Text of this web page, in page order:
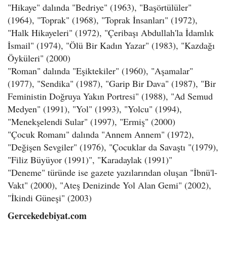
"Hikaye" dalında "Bedriye" (1963), "Başörtülüler"
(1964), "Toprak" (1968), "Toprak İnsanları" (1972),
"Halk Hikayeleri" (1972), "Çeribaşı Abdullah'la İdamlık
İsmail" (1974), "Ölü Bir Kadın Yazar" (1983), "Kazdağı
Öyküleri" (2000)
"Roman" dalında "Eşiktekiler" (1960), "Aşamalar"
(1977), "Sendika" (1987), "Garip Bir Dava" (1987), "Bir
Feministin Doğruya Yakın Portresi" (1988), "Ad Semud
Medyen" (1991), "Yol" (1993), "Yolcu" (1994),
"Menekşelendi Sular" (1997), "Ermiş" (2000)
"Çocuk Romanı" dalında "Annem Annem" (1972),
"Değişen Sevgiler" (1976), "Çocuklar da Savaştı "(1979),
"Filiz Büyüyor (1991)", "Karadaylak (1991)"
"Deneme" türünde ise gazete yazılarından oluşan "İbnü'l-
Vakt" (2000), "Ateş Denizinde Yol Alan Gemi" (2002),
"İkindi Güneşi" (2003)
Gercekedebiyat.com